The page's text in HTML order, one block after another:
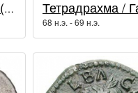
Денарий / Гальба (68 - 69 гг.)
68 н.э. - 69 н.э.